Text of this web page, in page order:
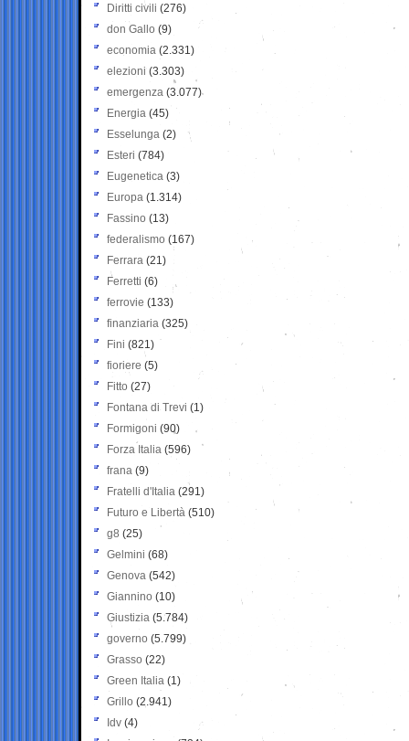
Diritti civili (276)
don Gallo (9)
economia (2.331)
elezioni (3.303)
emergenza (3.077)
Energia (45)
Esselunga (2)
Esteri (784)
Eugenetica (3)
Europa (1.314)
Fassino (13)
federalismo (167)
Ferrara (21)
Ferretti (6)
ferrovie (133)
finanziaria (325)
Fini (821)
fioriere (5)
Fitto (27)
Fontana di Trevi (1)
Formigoni (90)
Forza Italia (596)
frana (9)
Fratelli d'Italia (291)
Futuro e Libertà (510)
g8 (25)
Gelmini (68)
Genova (542)
Giannino (10)
Giustizia (5.784)
governo (5.799)
Grasso (22)
Green Italia (1)
Grillo (2.941)
Idv (4)